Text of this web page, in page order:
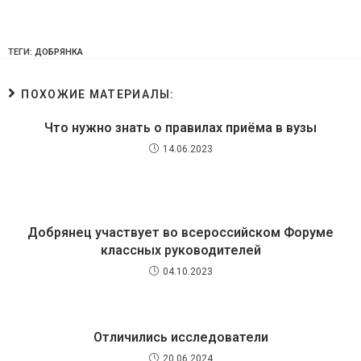
ТЕГИ: ДОБРЯНКА
ПОХОЖИЕ МАТЕРИАЛЫ:
Что нужно знать о правилах приёма в вузы
14.06.2023
Добрянец участвует во всероссийском Форуме
классных руководителей
04.10.2023
Отличились исследователи
20.06.2024